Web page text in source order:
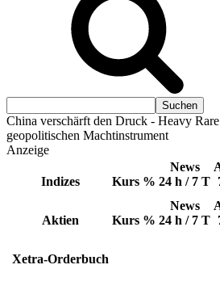
China verschärft den Druck - Heavy
geopolitischen Machtinstrument
Anzeige
Indizes Kurs %
News
24 h / 7 T
Aktien Kurs %
News
24 h / 7 T
Xetra-Orderbuch